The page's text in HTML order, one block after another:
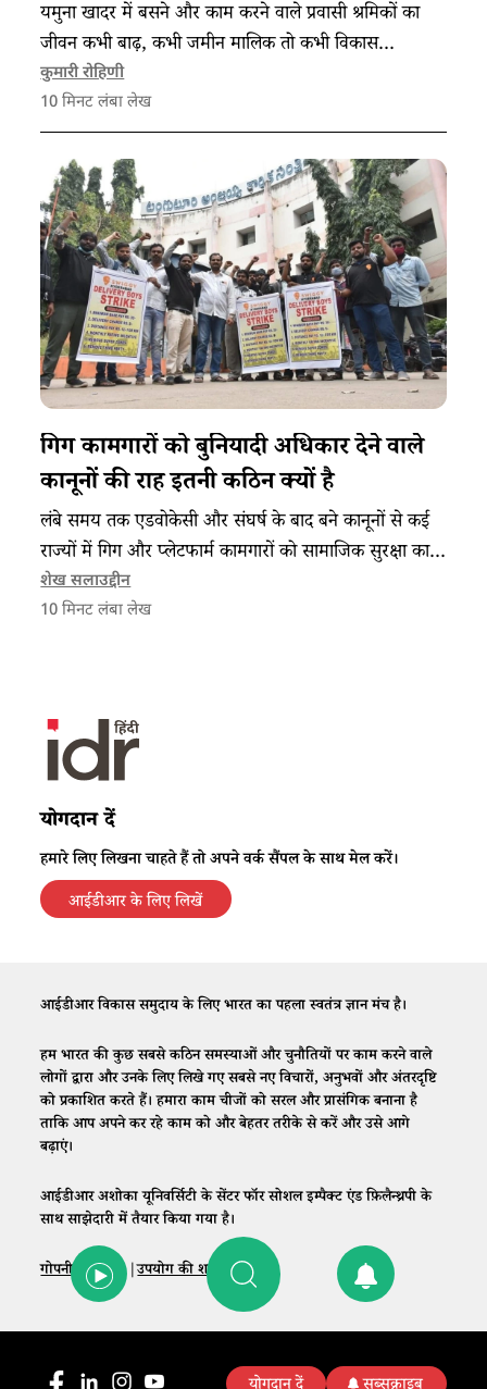
यमुना खादर में बसने और काम करने वाले प्रवासी श्रमिकों का
जीवन कभी बाढ़, कभी जमीन मालिक तो कभी विकास
परियोजनाओं के चलते संकट में दिखता है।
कुमारी रोहिणी
10 मिनट लंबा लेख
गिग कामगारों को बुनियादी अधिकार देने वाले
कानूनों की राह इतनी कठिन क्यों है
लंबे समय तक एडवोकेसी और संघर्ष के बाद बने कानूनों से कई
राज्यों में गिग और प्लेटफार्म कामगारों को सामाजिक सुरक्षा का
आश्वासन तो मिला है लेकिन इतना भर होना काफी नहीं है।
शेख सलाउद्दीन
10 मिनट लंबा लेख
योगदान दें
हमारे लिए लिखना चाहते हैं तो अपने वर्क सैंपल के साथ मेल करें।
आईडीआर के लिए लिखें
आईडीआर विकास समुदाय के लिए भारत का पहला स्वतंत्र ज्ञान मंच है।
हम भारत की कुछ सबसे कठिन समस्याओं और चुनौतियों पर काम करने वाले
लोगों द्वारा और उनके लिए लिखे गए सबसे नए विचारों, अनुभवों और अंतरदृष्टि
को प्रकाशित करते हैं। हमारा काम चीजों को सरल और प्रासंगिक बनाना है
ताकि आप अपने कर रहे काम को और बेहतर तरीके से करें और उसे आगे
बढ़ाएं।
आईडीआर अशोका यूनिवर्सिटी के सेंटर फॉर सोशल इम्पैक्ट एंड फ़िलैन्थ्रपी के
साथ साझेदारी में तैयार किया गया है।
गोपनीयता नीति|उपयोग की शर्तें |संपर्क